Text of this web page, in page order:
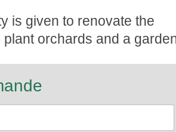
is given to renovate the
plant orchards and a